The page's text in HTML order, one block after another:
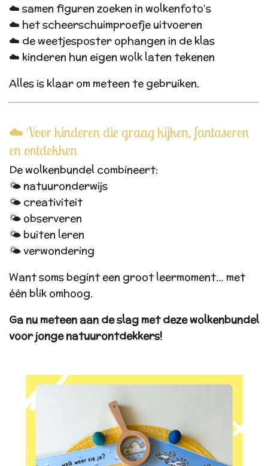
☁️ samen figuren zoeken in wolkenfoto’s
☁️ het scheerschuimproefje uitvoeren
☁️ de weetjesposter ophangen in de klas
☁️ kinderen hun eigen wolk laten tekenen
Alles is klaar om meteen te gebruiken.
☁️ Voor kinderen die graag kijken, fantaseren
en ontdekken
De wolkenbundel combineert:
🌤️ natuuronderwijs
🌤️ creativiteit
🌤️ observeren
🌤️ buiten leren
🌤️ verwondering
Want soms begint een groot leermoment… met
één blik omhoog.
Ga nu meteen aan de slag met deze wolkenbundel
voor jonge natuurontdekkers!